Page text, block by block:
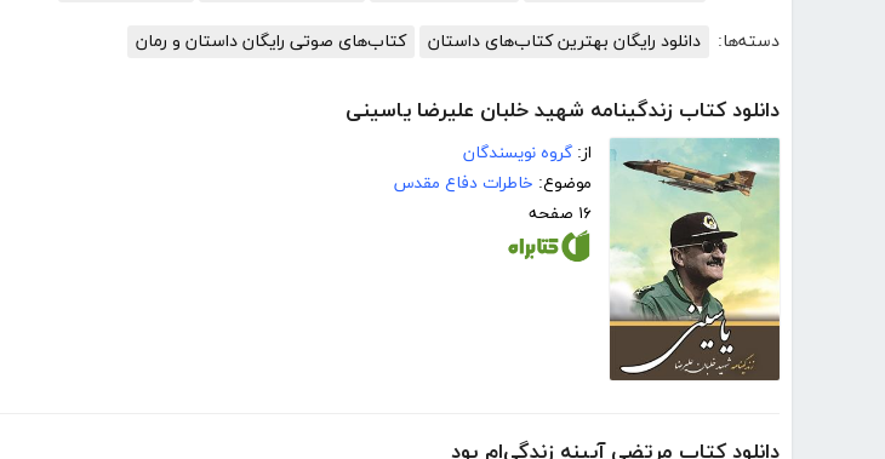
دسته‌ها: دانلود رایگان بهترین کتاب‌های داستان کتاب‌های صوتی رایگان داستان و رمان
دانلود کتاب زندگینامه شهید خلبان علیرضا یاسینی
از: گروه نویسندگان
موضوع: خاطرات دفاع مقدس
۱۶ صفحه
دانلود کتاب مرتضی آیینه زندگی‌ام بود